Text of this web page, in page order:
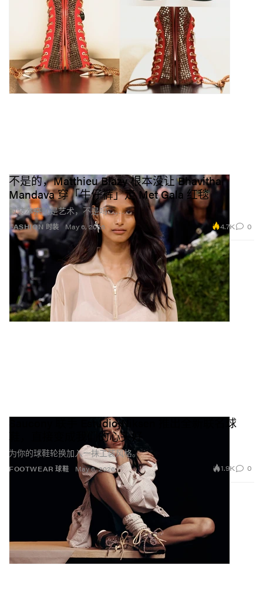
FASHION 时装
不是的，Matthieu Blazy 根本没让 Bhavitha
Mandava 穿「牛仔裤」走 Met Gala 红毯
时装本来就是艺术，不是吗……
May 6, 2026 4.7K 0
FOOTWEAR 球鞋
Saucony 联手 Estudio Niksen 推出全新联名球
鞋，直接变成我们的心头好
为你的球鞋轮换加入一抹工装风格。
May 6, 2026 1.9K 0